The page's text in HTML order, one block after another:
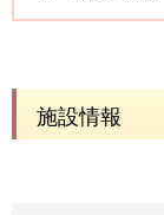
施設情報